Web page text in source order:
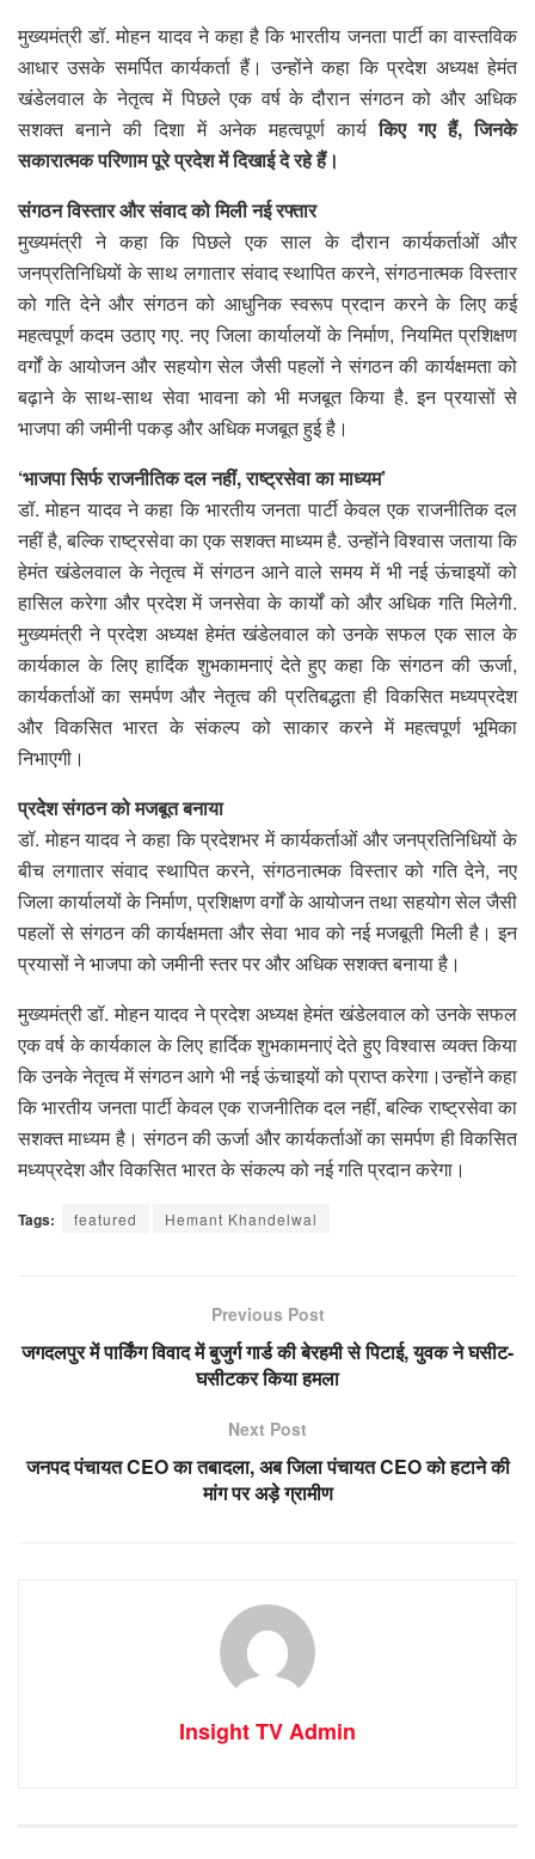
मुख्यमंत्री डॉ. मोहन यादव ने कहा है कि भारतीय जनता पार्टी का वास्तविक
आधार उसके समर्पित कार्यकर्ता हैं। उन्होंने कहा कि प्रदेश अध्यक्ष हेमंत
खंडेलवाल के नेतृत्व में पिछले एक वर्ष के दौरान संगठन को और अधिक
सशक्त बनाने की दिशा में अनेक महत्वपूर्ण कार्यकिए गए हैं, जिनके
सकारात्मक परिणाम पूरे प्रदेश में दिखाई दे रहे हैं।
संगठन विस्तार और संवाद को मिली नई रफ्तार
मुख्यमंत्री ने कहा कि पिछले एक साल के दौरान कार्यकर्ताओं और
जनप्रतिनिधियों के साथ लगातार संवाद स्थापित करने, संगठनात्मक विस्तार
को गति देने और संगठन को आधुनिक स्वरूप प्रदान करने के लिए कई
महत्वपूर्ण कदम उठाए गए. नए जिला कार्यालयों के निर्माण, नियमित प्रशिक्षण
वर्गों के आयोजन और सहयोग सेल जैसी पहलों ने संगठन की कार्यक्षमता को
बढ़ाने के साथ-साथ सेवा भावना को भी मजबूत किया है. इन प्रयासों से
भाजपा की जमीनी पकड़ और अधिक मजबूत हुई है।
‘भाजपा सिर्फ राजनीतिक दल नहीं, राष्ट्रसेवा का माध्यम’
डॉ. मोहन यादव ने कहा कि भारतीय जनता पार्टी केवल एक राजनीतिक दल
नहीं है, बल्कि राष्ट्रसेवा का एक सशक्त माध्यम है. उन्होंने विश्वास जताया कि
हेमंत खंडेलवाल के नेतृत्व में संगठन आने वाले समय में भी नई ऊंचाइयों को
हासिल करेगा और प्रदेश में जनसेवा के कार्यों को और अधिक गति मिलेगी.
मुख्यमंत्री ने प्रदेश अध्यक्ष हेमंत खंडेलवाल को उनके सफल एक साल के
कार्यकाल के लिए हार्दिक शुभकामनाएं देते हुए कहा कि संगठन की ऊर्जा,
कार्यकर्ताओं का समर्पण और नेतृत्व की प्रतिबद्धता ही विकसित मध्यप्रदेश
और विकसित भारत के संकल्प को साकार करने में महत्वपूर्ण भूमिका
निभाएगी।
प्रदेेश संगठन को मजबूत बनाया
डॉ. मोहन यादव ने कहा कि प्रदेशभर में कार्यकर्ताओं और जनप्रतिनिधियों के
बीच लगातार संवाद स्थापित करने, संगठनात्मक विस्तार को गति देने, नए
जिला कार्यालयों के निर्माण, प्रशिक्षण वर्गों के आयोजन तथा सहयोग सेल जैसी
पहलों से संगठन की कार्यक्षमता और सेवा भाव को नई मजबूती मिली है। इन
प्रयासों ने भाजपा को जमीनी स्तर पर और अधिक सशक्त बनाया है।
मुख्यमंत्री डॉ. मोहन यादव ने प्रदेश अध्यक्ष हेमंत खंडेलवाल को उनके सफल
एक वर्ष के कार्यकाल के लिए हार्दिक शुभकामनाएं देते हुए विश्वास व्यक्त किया
कि उनके नेतृत्व में संगठन आगे भी नई ऊंचाइयों को प्राप्त करेगा।उन्होंने कहा
कि भारतीय जनता पार्टी केवल एक राजनीतिक दल नहीं, बल्कि राष्ट्रसेवा का
सशक्त माध्यम है। संगठन की ऊर्जा और कार्यकर्ताओं का समर्पण ही विकसित
मध्यप्रदेश और विकसित भारत के संकल्प को नई गति प्रदान करेगा।
Tags: featured Hemant Khandelwal
Previous Post
जगदलपुर में पार्किंग विवाद में बुजुर्ग गार्ड की बेरहमी से पिटाई, युवक ने घसीट-
घसीटकर किया हमला
Next Post
जनपद पंचायत CEO का तबादला, अब जिला पंचायत CEO को हटाने की
मांग पर अड़े ग्रामीण
Insight TV Admin